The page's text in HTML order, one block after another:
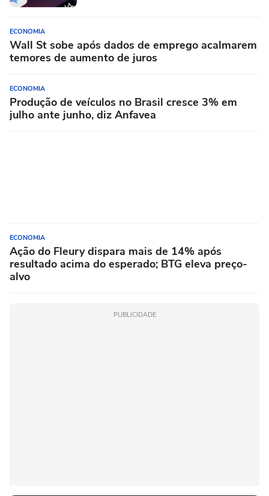
ECONOMIA
Wall St sobe após dados de emprego acalmarem
temores de aumento de juros
ECONOMIA
Produção de veículos no Brasil cresce 3% em
julho ante junho, diz Anfavea
ECONOMIA
Ação do Fleury dispara mais de 14% após
resultado acima do esperado; BTG eleva preço-
alvo
PUBLICIDADE